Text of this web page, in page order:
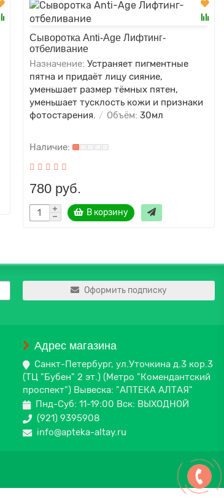
Сыворотка Anti-Age Лифтинг-
отбеливание
Назначение: Устраняет пигментные
пятна и придаёт лицу сияние,
уменьшает размер тёмных пятен,
уменьшает тусклость кожи и признаки
фотостарения.
Объём: 30мл
780 руб.
В корзину
Оформить подписку
Адрес магазина
Санкт-Петербург, ул.Уточкина д.3 кор.3
(ТЦ "Бубен" 2 эт.) (Метро "Комендантский
проспект") Вывеска: "АПТЕКА АЛТАЯ"
Пнд-Суб: 11-19:00 Вск: ВЫХОДНОЙ
(921) 9395908
info@apteka-altay.ru